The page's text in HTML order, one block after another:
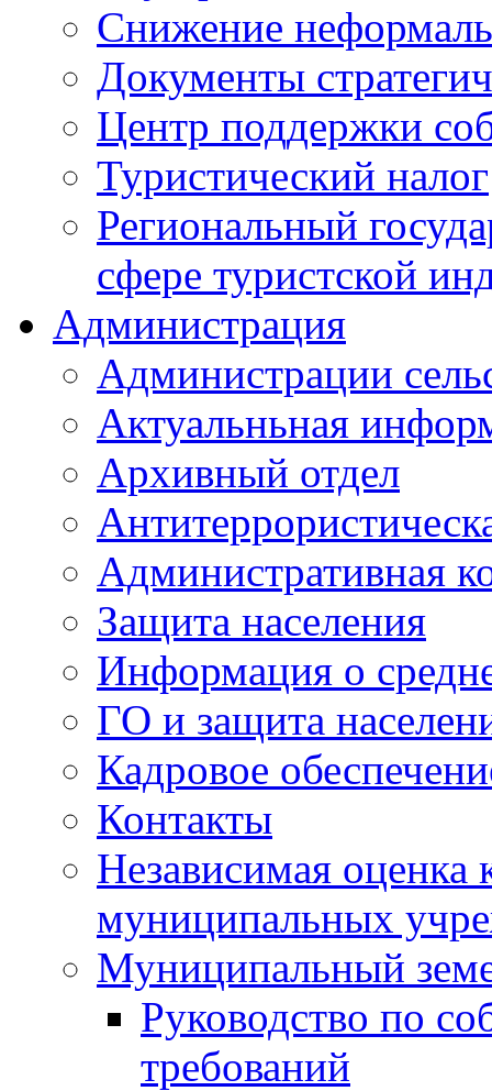
Снижение
Документы
Центр поддержки
Туристический налог
Региональный
сфере туристской
Администрация
Администрации
Актуальньная
Архивный отдел
Административная
Защита населения
Информация о
ГО и защита
Кадровое
Контакты
Независимая оценка
муниципальных
Муниципальный
Руководство по
требований